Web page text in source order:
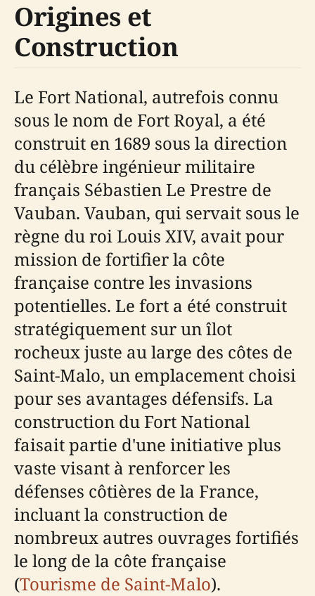
Origines et
Construction
Le Fort National, autrefois connu
sous le nom de Fort Royal, a été
construit en 1689 sous la direction
du célèbre ingénieur militaire
français Sébastien Le Prestre de
Vauban. Vauban, qui servait sous le
règne du roi Louis XIV, avait pour
mission de fortifier la côte
française contre les invasions
potentielles. Le fort a été construit
stratégiquement sur un îlot
rocheux juste au large des côtes de
Saint-Malo, un emplacement choisi
pour ses avantages défensifs. La
construction du Fort National
faisait partie d'une initiative plus
vaste visant à renforcer les
défenses côtières de la France,
incluant la construction de
nombreux autres ouvrages fortifiés
le long de la côte française
(Tourisme de Saint-Malo).